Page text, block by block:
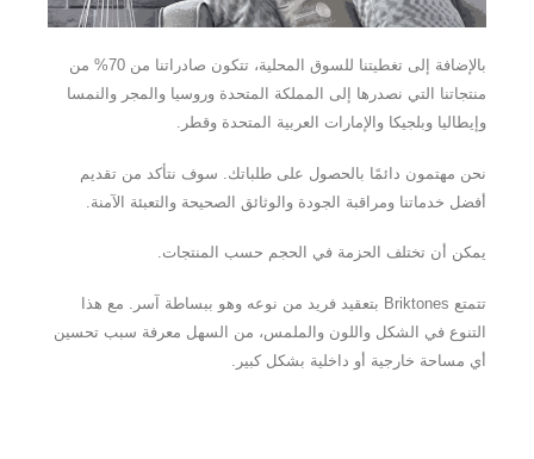
بالإضافة إلى تغطيتنا للسوق المحلية، تتكون صادراتنا من 70% من
منتجاتنا التي نصدرها إلى المملكة المتحدة وروسيا والمجر والنمسا
وإيطاليا وبلجيكا والإمارات العربية المتحدة وقطر.
نحن مهتمون دائمًا بالحصول على طلباتك. سوف نتأكد من تقديم
أفضل خدماتنا ومراقبة الجودة والوثائق الصحيحة والتعبئة الآمنة.
يمكن أن تختلف الحزمة في الحجم حسب المنتجات.
تتمتع Briktones بتعقيد فريد من نوعه وهو ببساطة آسر. مع هذا
التنوع في الشكل واللون والملمس، من السهل معرفة سبب تحسين
أي مساحة خارجية أو داخلية بشكل كبير.